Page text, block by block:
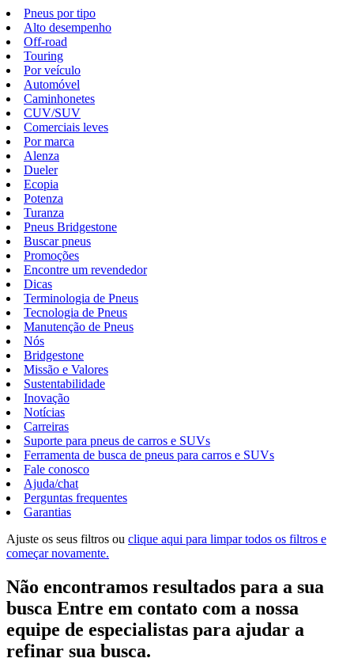
Pneus por tipo
Alto desempenho
Off-road
Touring
Por veículo
Automóvel
Caminhonetes
CUV/SUV
Comerciais leves
Por marca
Alenza
Dueler
Ecopia
Potenza
Turanza
Pneus Bridgestone
Buscar pneus
Promoções
Encontre um revendedor
Dicas
Terminologia de Pneus
Tecnologia de Pneus
Manutenção de Pneus
Nós
Bridgestone
Missão e Valores
Sustentabilidade
Inovação
Notícias
Carreiras
Suporte para pneus de carros e SUVs
Ferramenta de busca de pneus para carros e SUVs
Fale conosco
Ajuda/chat
Perguntas frequentes
Garantias
Ajuste os seus filtros ou clique aqui para limpar todos os filtros e
começar novamente.
Não encontramos resultados para a sua
busca Entre em contato com a nossa
equipe de especialistas para ajudar a
refinar sua busca.